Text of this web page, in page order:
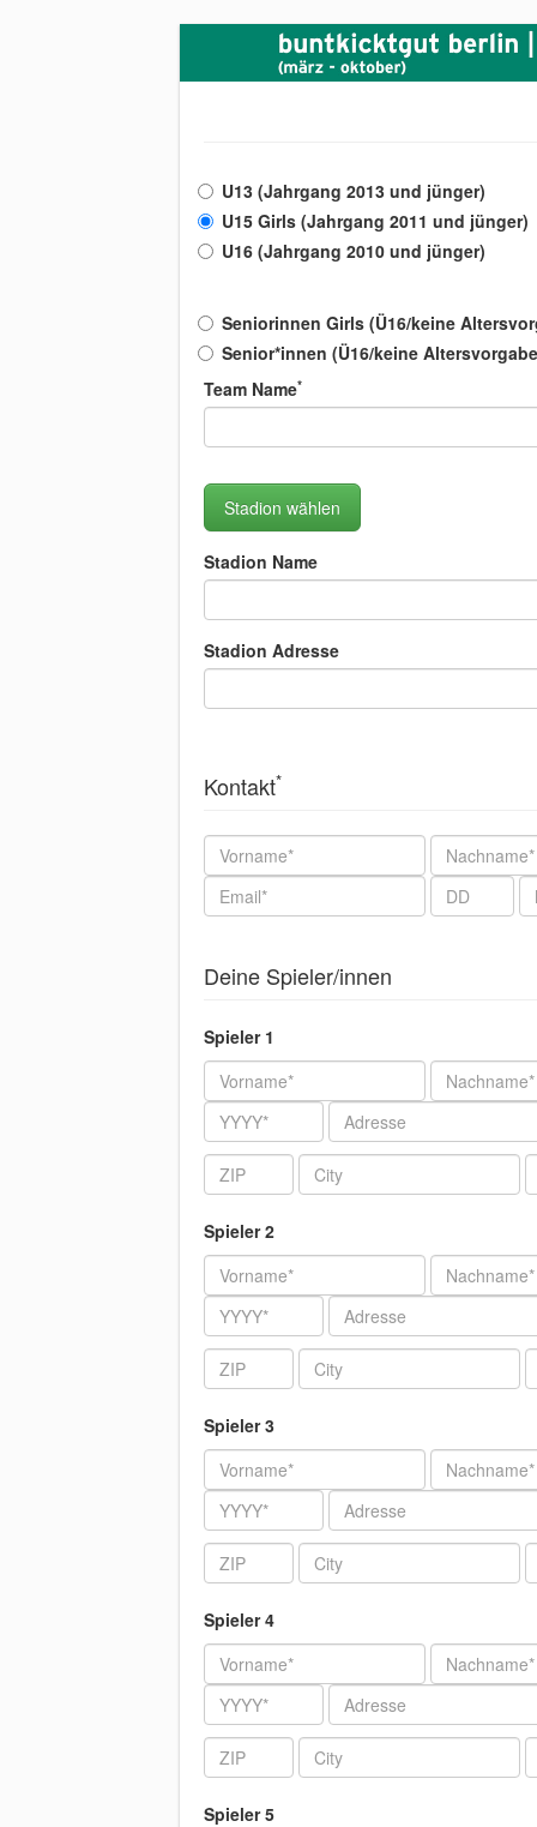
U13 (Jahrgang 2013 und jünger)
U15 Girls (Jahrgang 2011 und jünger)
U16 (Jahrgang 2010 und jünger)
Seniorinnen Girls (Ü16/keine
Senior*innen (Ü16/keine
Team Name*
Stadion wählen
Stadion Name
Stadion Adresse
Kontakt*
Nachname
Email
Geburtstag
Deine Spieler/innen
Spieler 1
Vorname
Nachname
Jahr
Adresse
ZIP City
Spieler 2
Vorname
Nachname
Jahr
Adresse
ZIP City
Spieler 3
Vorname
Nachname
Jahr
Adresse
ZIP City
Spieler 4
Vorname
Nachname
Jahr
Adresse
ZIP City
Spieler 5